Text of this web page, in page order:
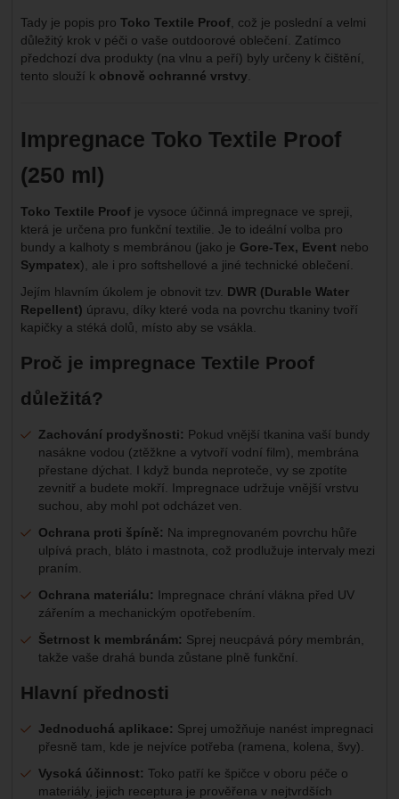
Tady je popis pro Toko Textile Proof, což je poslední a velmi
důležitý krok v péči o vaše outdoorové oblečení. Zatímco
předchozí dva produkty (na vlnu a peří) byly určeny k čištění,
tento slouží k obnově ochranné vrstvy
Impregnace Toko Textile Proof
(250 ml)
Toko Textile Proofje vysoce účinná impregnace ve spreji,
která je určena pro funkční textilie. Je to ideální volba pro
bundy a kalhoty s membránou (jako je Gore-Tex, Event nebo
Sympatex), ale i pro softshellové a jiné technické oblečení.
Jejím hlavním úkolem je obnovit tzv. DWR (Durable Water
Repellent) úpravu, díky které voda na povrchu tkaniny tvoří
kapičky a stéká dolů, místo aby se vsákla.
Proč je impregnace Textile Proof
důležitá?
Zachování prodyšnosti: Pokud vnější tkanina vaší bundy
nasákne vodou (ztěžkne a vytvoří vodní film), membrána
přestane dýchat. I když bunda neproteče, vy se zpotíte
zevnitř a budete mokří. Impregnace udržuje vnější vrstvu
suchou, aby mohl pot odcházet ven.
Ochrana proti špíně: Na impregnovaném povrchu hůře
ulpívá prach, bláto i mastnota, což prodlužuje intervaly mezi
praním.
Ochrana materiálu: Impregnace chrání vlákna před UV
zářením a mechanickým opotřebením.
Šetrnost k membránám: Sprej neucpává póry membrán,
takže vaše drahá bunda zůstane plně funkční.
Hlavní přednosti
Jednoduchá aplikace: Sprej umožňuje nanést impregnaci
přesně tam, kde je nejvíce potřeba (ramena, kolena, švy).
Vysoká účinnost: Toko patří ke špičce v oboru péče o
materiály, jejich receptura je prověřena v nejtvrdších